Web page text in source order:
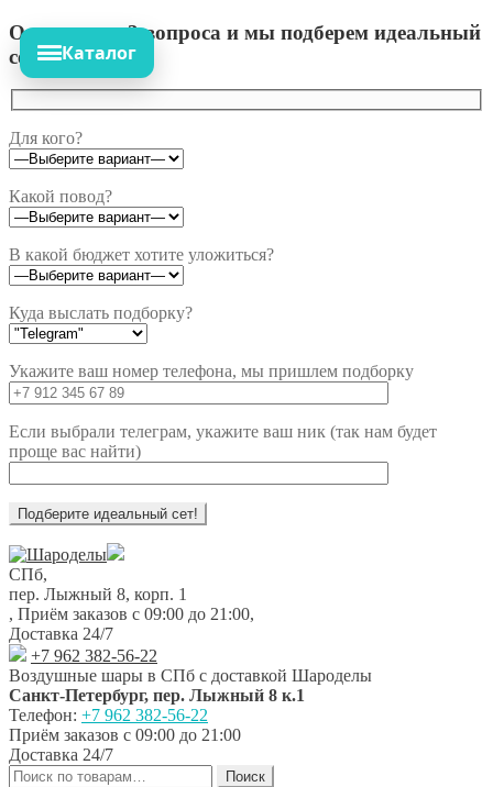
Ответьте на 3 вопроса и мы подберем идеальный
сет!
Для кого?
Какой повод?
В какой бюджет хотите уложиться?
Куда выслать подборку?
Укажите ваш номер телефона, мы пришлем подборку
Если выбрали телеграм, укажите ваш ник (так нам будет
проще вас найти)
Перейти
к
навигации
Перейти
к
содержимому
СПб,
пер. Лыжный 8, корп. 1
, Приём заказов с 09:00 до 21:00,
Доставка 24/7
+7 962 382-56-22
Воздушные шары в СПб с доставкой Шароделы
Санкт-Петербург, пер. Лыжный 8 к.1
Телефон: +7 962 382-56-22
Приём заказов с 09:00 до 21:00
Доставка 24/7
Искать:
Поиск
Каталог